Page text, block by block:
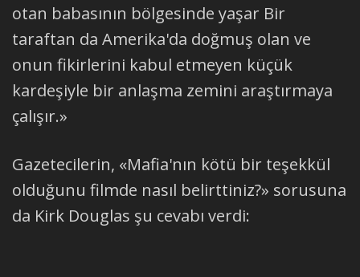
otan babasının bölgesinde yaşar Bir
taraftan da Amerika'da doğmuş olan ve
onun fikirlerini kabul etmeyen küçük
kardeşiyle bir anlaşma zemini araştırmaya
çalışır.»
Gazetecilerin, «Mafia'nın kötü bir teşekkül
olduğunu filmde nasıl belirttiniz?» sorusuna
da Kirk Douglas şu cevabı verdi: